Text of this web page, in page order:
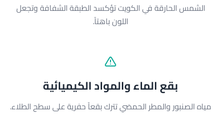
الشمس الحارقة في الكويت تؤكسد الطبقة الشفافة وتجعل
اللون باهتاً.
بقع الماء والمواد الكيميائية
مياه الصنبور والمطر الحمضي تترك بقعاً حفرية على سطح الطلاء.